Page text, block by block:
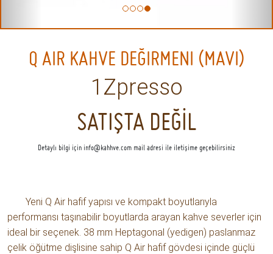
Q AIR KAHVE DEĞIRMENI (MAVI)
1Zpresso
SATIŞTA DEĞİL
Detaylı bilgi için info@kahhve.com mail adresi ile iletişime geçebilirsiniz
Yeni Q Air hafif yapısı ve kompakt boyutlarıyla
performansı taşınabilir boyutlarda arayan kahve severler için
ideal bir seçenek. 38 mm Heptagonal (yedigen) paslanmaz
çelik öğütme dişlisine sahip Q Air hafif gövdesi içinde güçlü